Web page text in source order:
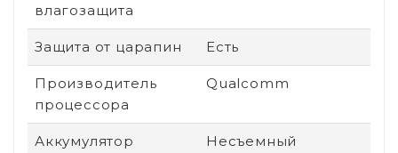
влагозащита
Защита от царапин Есть
Производитель
процессора
Qualcomm
Аккумулятор Несъемный